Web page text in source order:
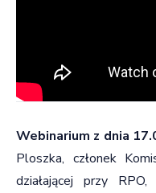
Webinarium z dnia
Ploszka, członek
działającej przy